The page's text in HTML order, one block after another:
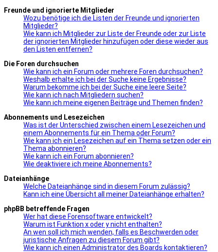
Freunde und ignorierte Mitglieder
Wozu benötige ich die Listen der Freunde und ignorierten
Mitglieder?
Wie kann ich Mitglieder zur Liste der Freunde oder zur Liste
der ignorierten Mitglieder hinzufügen oder diese wieder aus
den Listen entfernen?
Die Foren durchsuchen
Wie kann ich ein Forum oder mehrere Foren durchsuchen?
Weshalb erhalte ich bei der Suche keine Ergebnisse?
Warum bekomme ich bei der Suche eine leere Seite?
Wie kann ich nach Mitgliedern suchen?
Wie kann ich meine eigenen Beiträge und Themen finden?
Abonnements und Lesezeichen
Was ist der Unterschied zwischen einem Lesezeichen und
einem Abonnements für ein Thema oder Forum?
Wie kann ich ein Lesezeichen auf ein Thema setzen oder ein
Thema abonnieren?
Wie kann ich ein Forum abonnieren?
Wie deaktiviere ich meine Abonnements?
Dateianhänge
Welche Dateianhänge sind in diesem Forum zulässig?
Kann ich eine Übersicht all meiner Dateianhänge erhalten?
phpBB betreffende Fragen
Wer hat diese Forensoftware entwickelt?
Warum ist Funktion x oder y nicht enthalten?
An wen soll ich mich wenden, falls es Beschwerden oder
juristische Anfragen zu diesem Forum gibt?
Wie kann ich einen Administrator des Boards kontaktieren?